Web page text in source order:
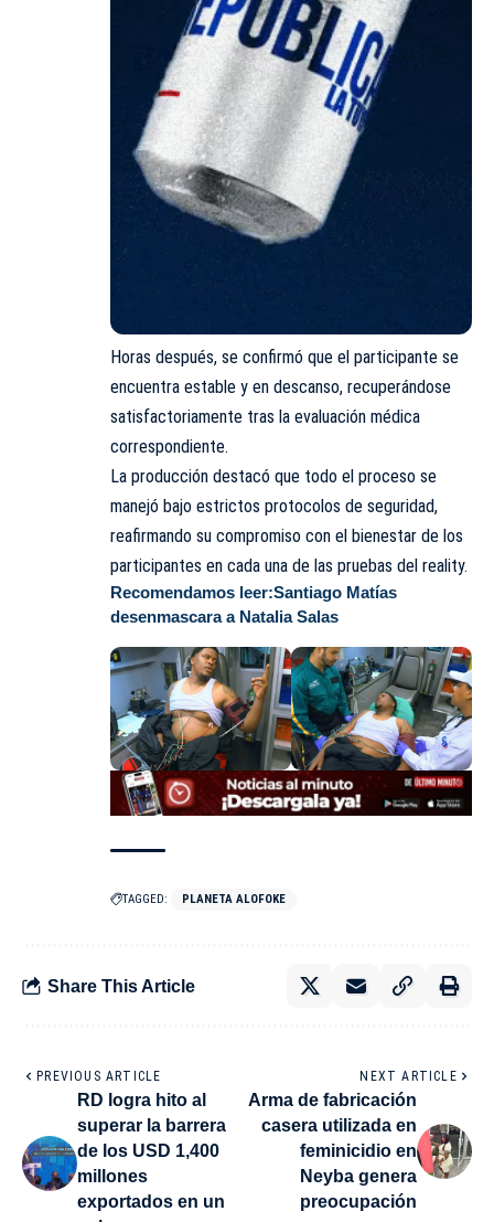
Horas después, se confirmó que el participante se
encuentra estable y en descanso, recuperándose
satisfactoriamente tras la evaluación médica
correspondiente.
La producción destacó que todo el proceso se
manejó bajo estrictos protocolos de seguridad,
reafirmando su compromiso con el bienestar de los
participantes en cada una de las pruebas del reality.
Recomendamos leer:Santiago Matías
desenmascara a Natalia Salas
TAGGED: PLANETA ALOFOKE
Share This Article
PREVIOUS ARTICLE
RD logra hito al
superar la barrera
de los USD 1,400
millones
exportados en un
NEXT ARTICLE
Arma de fabricación
casera utilizada en
feminicidio en
Neyba genera
preocupación